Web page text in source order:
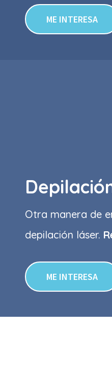
ME INTERESA
Otra manera de
depilación láser.
ME INTERESA